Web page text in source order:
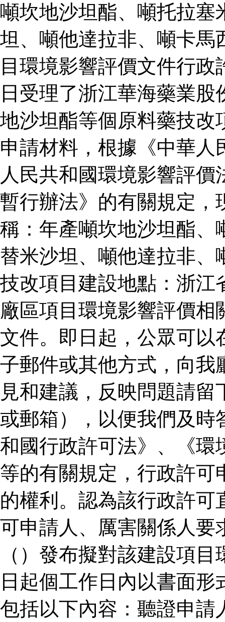
噸坎地沙坦酯、噸托拉塞
坦、噸他達拉非、噸卡馬
目環境影響評價文件行
日受理了浙江華海藥業
地沙坦酯等個原料藥技改
申請材料，根據《中華
人民共和國環境影響評
暫行辦法》的有關規定，
稱：年產噸坎地沙坦酯、
替米沙坦、噸他達拉非
技改項目建設地點：浙江
廠區項目環境影響評價
文件。即日起，公眾可以
子郵件或其他方式，向我
見和建議，反映問題請
或郵箱），以便我們及時
和國行政許可法》、《環
等的有關規定，行政許可
的權利。認為該行政許
可申請人、厲害關係人要
（）發布擬對該建設項
日起個工作日內以書面
包括以下內容：聽證申請